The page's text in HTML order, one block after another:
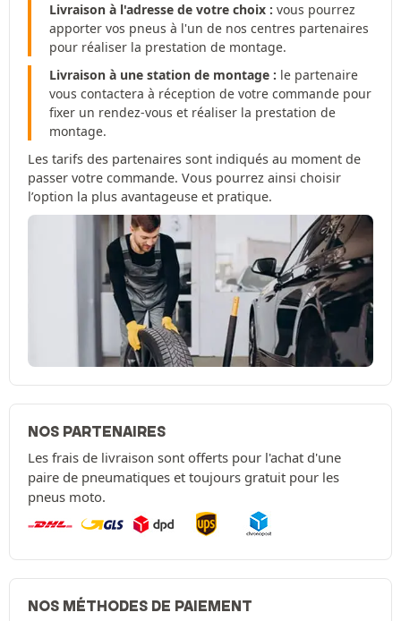
Livraison à l'adresse de votre choix : vous pourrez
apporter vos pneus à l'un de nos centres partenaires
pour réaliser la prestation de montage.
Livraison à une station de montage : le partenaire
vous contactera à réception de votre commande pour
fixer un rendez-vous et réaliser la prestation de
montage.
Les tarifs des partenaires sont indiqués au moment de
passer votre commande. Vous pourrez ainsi choisir
l’option la plus avantageuse et pratique.
NOS PARTENAIRES
Les frais de livraison sont offerts pour l'achat d'une
paire de pneumatiques et toujours gratuit pour les
pneus moto.
NOS MÉTHODES DE PAIEMENT